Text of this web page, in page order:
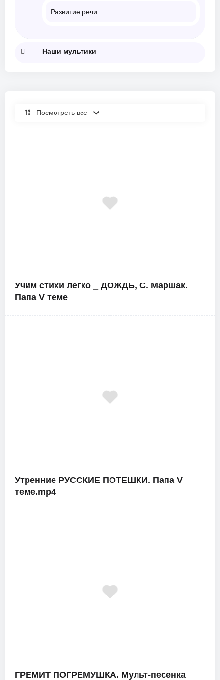
Развитие речи
Наши мультики
Посмотреть все
Учим стихи легко _ ДОЖДЬ, С. Маршак.
Папа V теме
Утренние РУССКИЕ ПОТЕШКИ. Папа V
теме.mp4
ГРЕМИТ ПОГРЕМУШКА. Мульт-песенка